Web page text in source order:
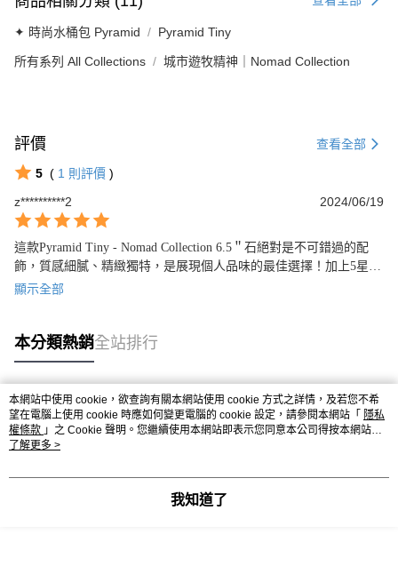
✦ 時尚水桶包 Pyramid Pyramid Tiny
所有系列 All Collections 城市遊牧精神｜Nomad Collection
評價 查看全部
5 ( 1 則評價 )
z**********2
2024/06/19
這款Pyramid Tiny - Nomad Collection 6.5＂石絕對是不可錯過的配
飾，質感細膩、精緻獨特，是展現個人品味的最佳選擇！加上5星評
價，穿搭自然提升時尚指數。
顯示全部
本分類熱銷全站排行
熱門標籤
本網站中使用 cookie，欲查詢有關本網站使用 cookie 方式之詳情，及若您不希
望在電腦上使用 cookie 時應如何變更電腦的 cookie 設定，請參閱本網站「 隱私
權條款 」之 Cookie 聲明。您繼續使用本網站即表示您同意本公司得按本網站使
用條款之 Cookie 聲明使用 cookie。
了解更多 >
我知道了